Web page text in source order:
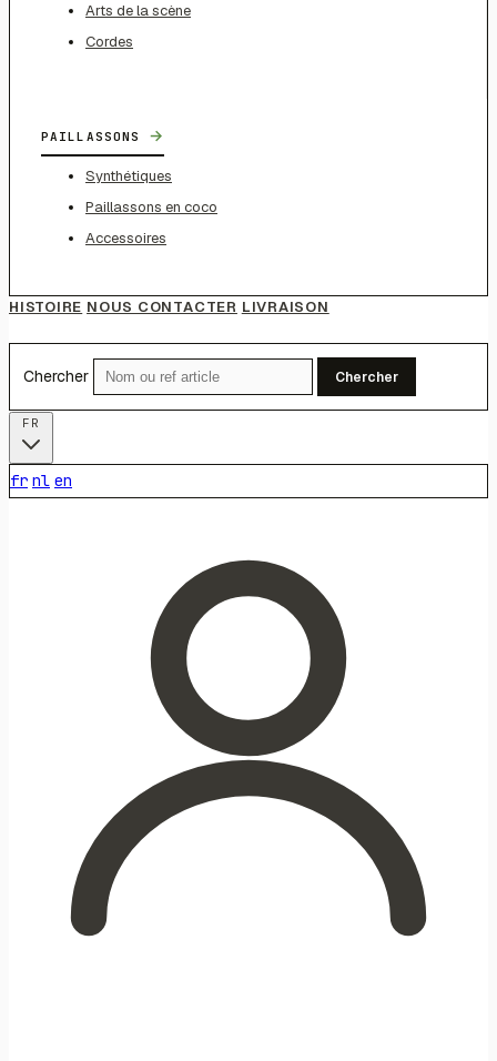
Arts de la scène
Cordes
PAILLASSONS →
Synthétiques
Paillassons en coco
Accessoires
HISTOIRE NOUS CONTACTER LIVRAISON
Chercher Chercher
fr nl en